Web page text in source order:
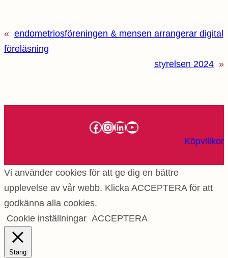
« endometriosföreningen & mensen arrangerar digital
föreläsning
styrelsen 2024 »
Facebook
Instagram
LinkedIn
YouTube
Köpvillkor
Vi använder cookies för att ge dig en bättre
upplevelse av vår webb. Klicka ACCEPTERA för att
godkänna alla cookies.
Cookie inställningar ACCEPTERA
Stäng